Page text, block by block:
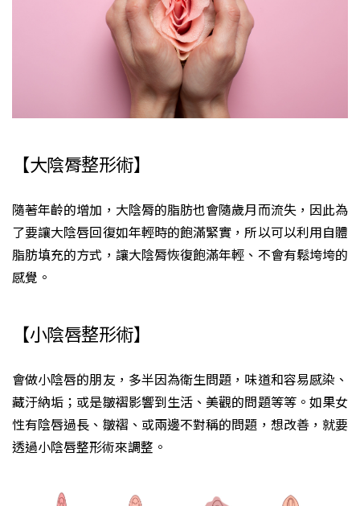
【大陰脣整形術】
隨著年齡的增加，大陰脣的脂肪也會隨歲月而流失，因此為
了要讓大陰唇回復如年輕時的飽滿緊實，所以可以利用自體
脂肪填充的方式，讓大陰脣恢復飽滿年輕、不會有鬆垮垮的
感覺。
【小陰唇整形術】
會做小陰唇的朋友，多半因為衛生問題，味道和容易感染、
藏汙納垢；或是皺褶影響到生活、美觀的問題等等。如果女
性有陰唇過長、皺褶、或兩邊不對稱的問題，想改善，就要
透過小陰唇整形術來調整。